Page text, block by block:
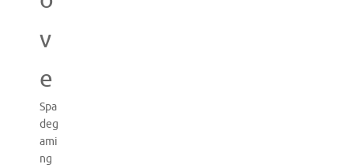
v
e
Spa
deg
ami
ng